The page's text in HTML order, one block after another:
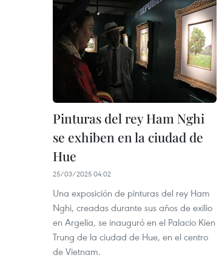
Pinturas del rey Ham Nghi
se exhiben en la ciudad de
Hue
25/03/2025 04:02
Una exposición de pinturas del rey Ham
Nghi, creadas durante sus años de exilio
en Argelia, se inauguró en el Palacio Kien
Trung de la ciudad de Hue, en el centro
de Vietnam.